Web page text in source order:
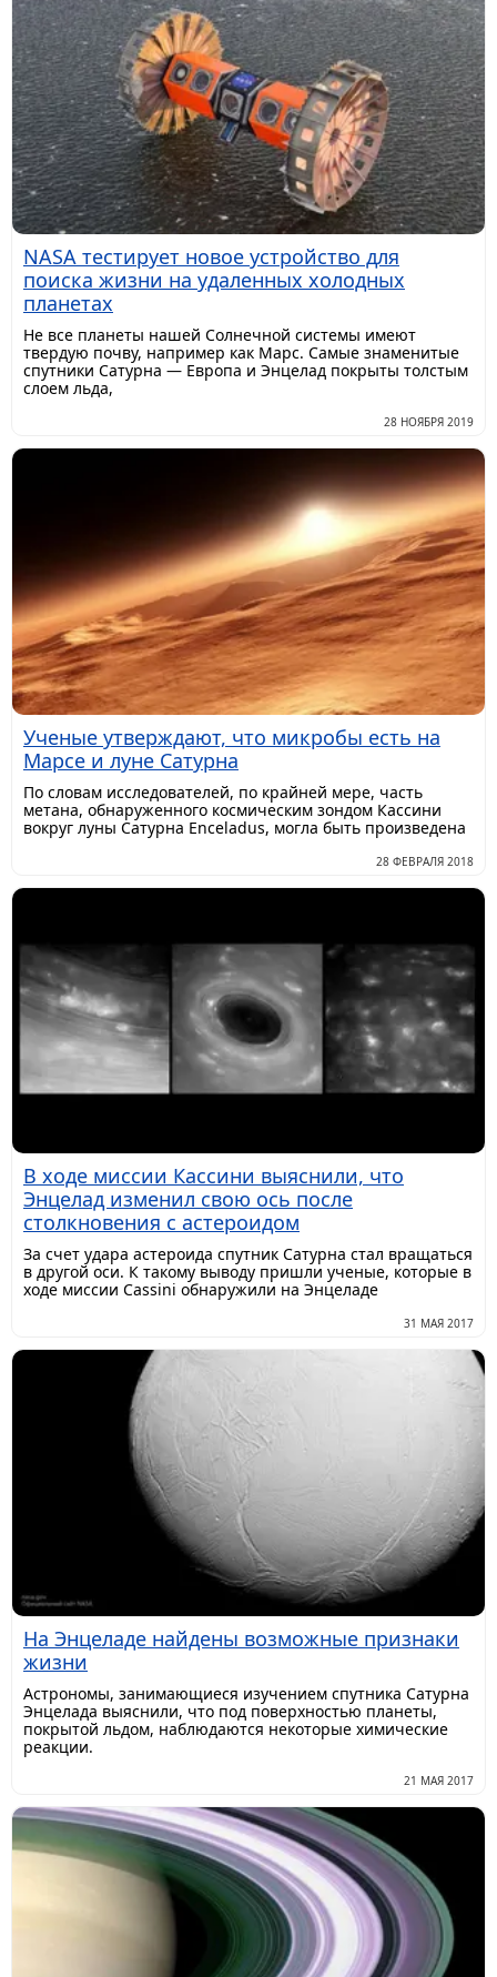
NASA тестирует новое устройство для
поиска жизни на удаленных холодных
планетах
Не все планеты нашей Солнечной системы имеют
твердую почву, например как Марс. Самые знаменитые
спутники Сатурна — Европа и Энцелад покрыты толстым
слоем льда,
28 НОЯБРЯ 2019
Ученые утверждают, что микробы есть на
Марсе и луне Сатурна
По словам исследователей, по крайней мере, часть
метана, обнаруженного космическим зондом Кассини
вокруг луны Сатурна Enceladus, могла быть произведена
28 ФЕВРАЛЯ 2018
В ходе миссии Кассини выяснили, что
Энцелад изменил свою ось после
столкновения с астероидом
За счет удара астероида спутник Сатурна стал вращаться
в другой оси. К такому выводу пришли ученые, которые в
ходе миссии Cassini обнаружили на Энцеладе
31 МАЯ 2017
На Энцеладе найдены возможные признаки
жизни
Астрономы, занимающиеся изучением спутника Сатурна
Энцелада выяснили, что под поверхностью планеты,
покрытой льдом, наблюдаются некоторые химические
реакции.
21 МАЯ 2017